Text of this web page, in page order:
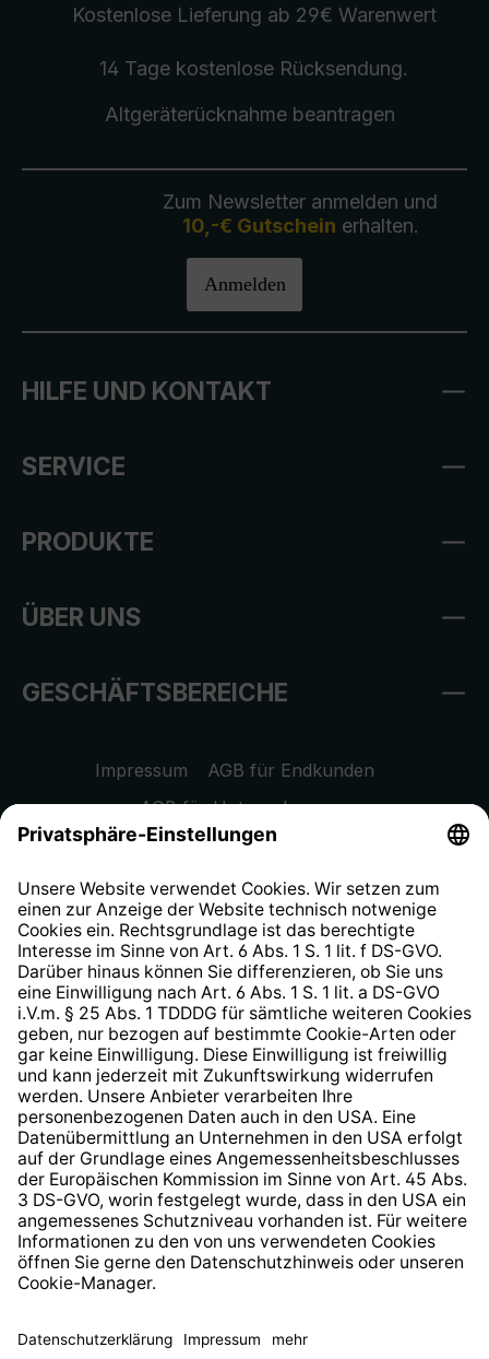
Kostenlose Lieferung ab 29€ Warenwert
14 Tage kostenlose Rücksendung.
Altgeräterücknahmebeantragen
Zum Newsletter anmelden und
10,-€ Gutschein erhalten.
Anmelden
HILFE UND KONTAKT
SERVICE
PRODUKTE
ÜBER UNS
GESCHÄFTSBEREICHE
Impressum
AGB für Endkunden
AGB für Unternehmen
Datenschutzhinweis
Widerrufsrecht
Hinweisgeberschutzsystem
Barrierefreiheit
* Alle Preise inkl. gesetzl. Mehrwertsteuer zzgl.
anders angegeben.